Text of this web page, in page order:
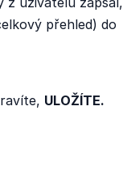
přehled) do
ULOŽÍTE.